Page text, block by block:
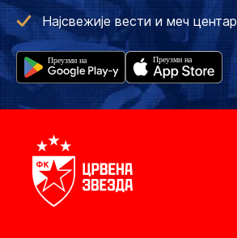
Најсвежије вести и меч центар